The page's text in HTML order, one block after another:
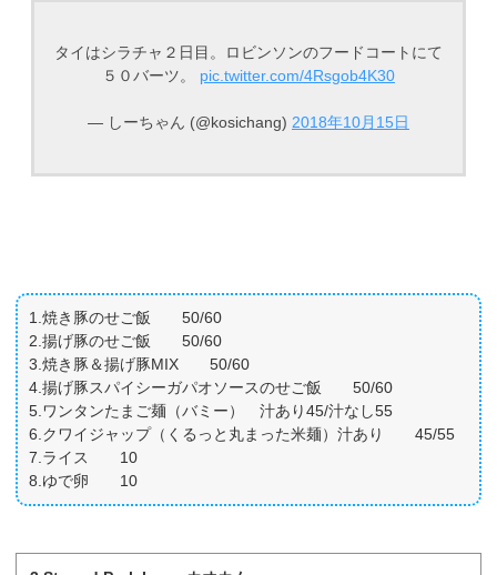
タイはシラチャ２日目。ロビンソンのフードコートにて
５０バーツ。 pic.twitter.com/4Rsgob4K30
— しーちゃん (@kosichang) 2018年10月15日
1.焼き豚のせご飯 50/60
2.揚げ豚のせご飯 50/60
3.焼き豚＆揚げ豚MIX 50/60
4.揚げ豚スパイシーガパオソースのせご飯 50/60
5.ワンタンたまご麺（バミー） 汁あり45/汁なし55
6.クワイジャップ（くるっと丸まった米麺）汁あり 45/55
7.ライス 10
8.ゆで卵 10